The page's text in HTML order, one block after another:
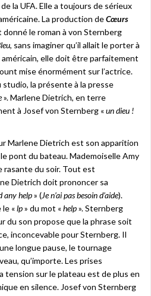
la UFA. Elle a toujours de sérieux
La production deCœurs
donné le roman à von Sternberg
, sans imaginer qu’il allait le porter à
américain, elle doit être parfaitement
mise énormément sur l’actrice.
la présente à la presse
». Marlene Dietrich, en terre
à Josef von Sternberg «un dieu !
Marlene Dietrich est son apparition
pont du bateau. Mademoiselle Amy
rasante du soir. Tout est
Dietrich doit prononcer sa
any help» (Je n’ai pas besoin d’aide).
«lp» du mot «help». Sternberg
du son propose que la phrase soit
inconcevable pour Sternberg. Il
longue pause, le tournage
qu’importe. Les prises
tension sur le plateau est de plus en
en silence. Josef von Sternberg